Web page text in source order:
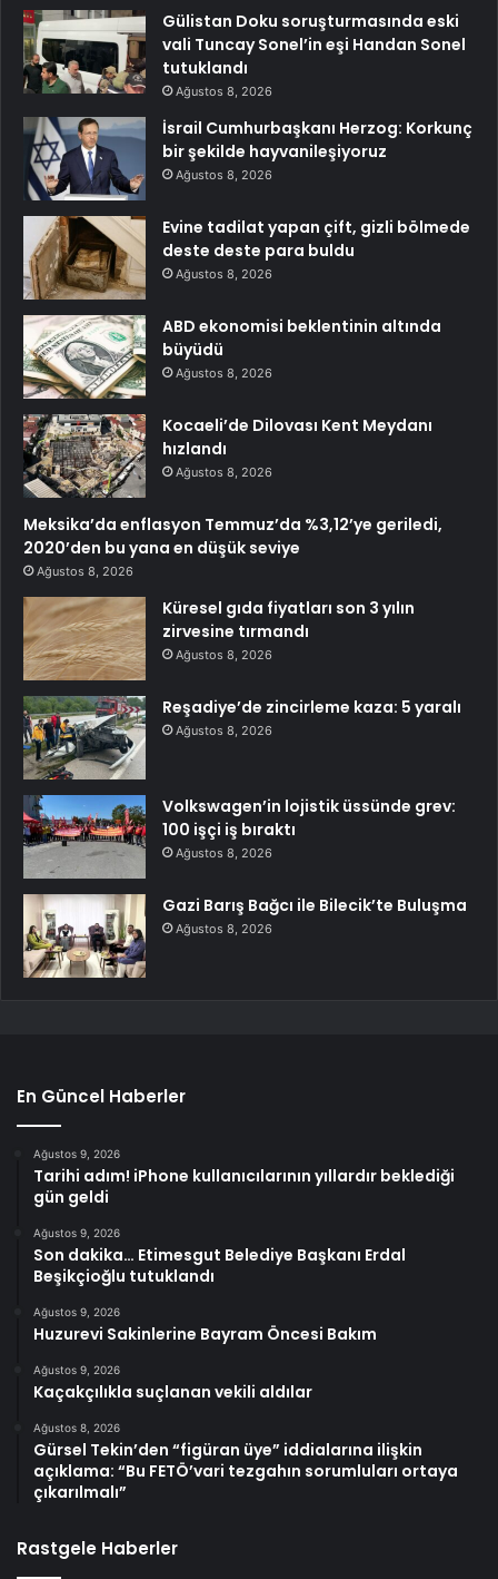
Gülistan Doku soruşturmasında eski
vali Tuncay Sonel’in eşi Handan Sonel
tutuklandı
Ağustos 8, 2026
İsrail Cumhurbaşkanı Herzog: Korkunç
bir şekilde hayvanileşiyoruz
Ağustos 8, 2026
Evine tadilat yapan çift, gizli bölmede
deste deste para buldu
Ağustos 8, 2026
ABD ekonomisi beklentinin altında
büyüdü
Ağustos 8, 2026
Kocaeli’de Dilovası Kent Meydanı
hızlandı
Ağustos 8, 2026
Meksika’da enflasyon Temmuz’da %3,12’ye geriledi,
2020’den bu yana en düşük seviye
Ağustos 8, 2026
Küresel gıda fiyatları son 3 yılın
zirvesine tırmandı
Ağustos 8, 2026
Reşadiye’de zincirleme kaza: 5 yaralı
Ağustos 8, 2026
Volkswagen’in lojistik üssünde grev:
100 işçi iş bıraktı
Ağustos 8, 2026
Gazi Barış Bağcı ile Bilecik’te Buluşma
Ağustos 8, 2026
En Güncel Haberler
Ağustos 9, 2026
Tarihi adım! iPhone kullanıcılarının yıllardır beklediği
gün geldi
Ağustos 9, 2026
Son dakika… Etimesgut Belediye Başkanı Erdal
Beşikçioğlu tutuklandı
Ağustos 9, 2026
Huzurevi Sakinlerine Bayram Öncesi Bakım
Ağustos 9, 2026
Kaçakçılıkla suçlanan vekili aldılar
Ağustos 8, 2026
Gürsel Tekin’den “figüran üye” iddialarına ilişkin
açıklama: “Bu FETÖ’vari tezgahın sorumluları ortaya
çıkarılmalı”
Rastgele Haberler